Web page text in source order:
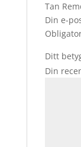
Tan
Din e-
Ditt
Din